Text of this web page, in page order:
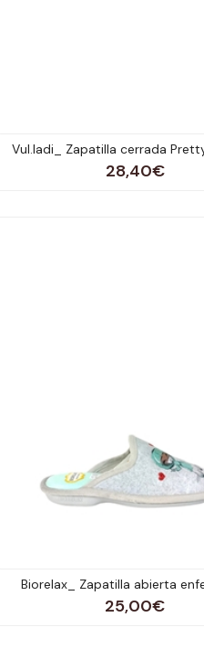
Vul.ladi_ Zapatilla cerrada
28,40€
Biorelax_ Zapatilla abierta
25,00€